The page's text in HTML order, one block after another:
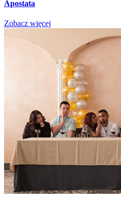
Apostata
Zobacz więcej